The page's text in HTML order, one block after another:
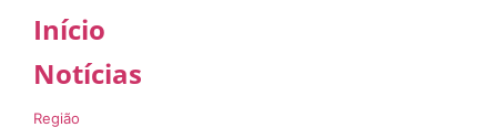
Início
Notícias
Região